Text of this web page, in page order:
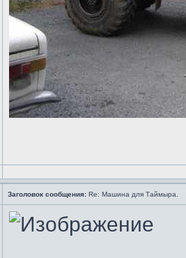
Заголовок сообщения: Re: Машина для Таймыра.